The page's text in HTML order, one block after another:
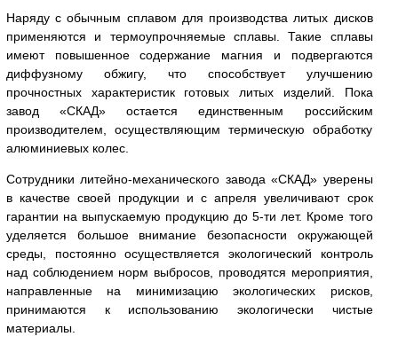
Наряду с обычным сплавом для производства литых дисков
применяются и термоупрочняемые сплавы. Такие сплавы
имеют повышенное содержание магния и подвергаются
диффузному обжигу, что способствует улучшению
прочностных характеристик готовых литых изделий. Пока
завод «СКАД» остается единственным российским
производителем, осуществляющим термическую обработку
алюминиевых колес.
Сотрудники литейно-механического завода «СКАД» уверены
в качестве своей продукции и с апреля увеличивают срок
гарантии на выпускаемую продукцию до 5-ти лет. Кроме того
уделяется большое внимание безопасности окружающей
среды, постоянно осуществляется экологический контроль
над соблюдением норм выбросов, проводятся мероприятия,
направленные на минимизацию экологических рисков,
принимаются к использованию экологически чистые
материалы.